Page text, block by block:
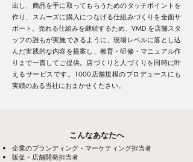
出し、商品を手に取ってもらうためのタッチポイントを
作り、スムーズに購入につなげる仕組みづくりを全面サ
ポート。売れる仕組みを継続するため、VMD を店舗スタ
ッフの誰もが実施できるように、現場レベルに落とし込
んだ実践的な内容を提案し、教育・研修・マニュアル作
りまで一貫してご提供。店づくりと人づくりを同時に叶
えるサービスです。1000店舗規模のプロデュースにも
実績のある当社におまかせください。
こんなあなたへ
企業のブランディング・マーケティング担当者
販促・店舗開発担当者